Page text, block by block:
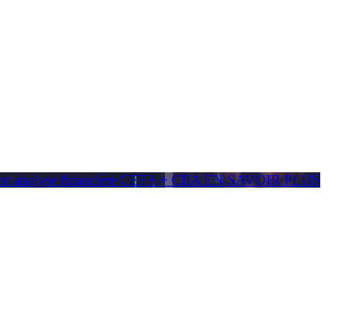
analyse financière CEFA + CIIA EN SAVOIR PLUS